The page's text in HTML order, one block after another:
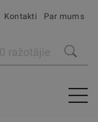
Kontakti Par mums